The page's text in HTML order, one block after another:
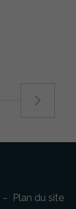
Plan du site